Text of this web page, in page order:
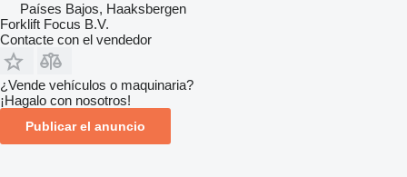
Países Bajos, Haaksbergen
Forklift Focus B.V.
Contacte con el vendedor
¿Vende vehículos o maquinaria?
¡Hagalo con nosotros!
Publicar el anuncio